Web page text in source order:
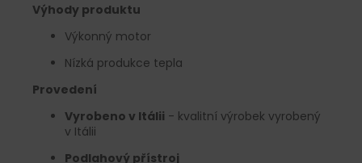
Výhody produktu
Výkonný motor
Nízká produkce tepla
Provedení
Vyrobeno v Itálii - kvalitní výrobek vyrobený
v Itálii
Podlahový přístroj